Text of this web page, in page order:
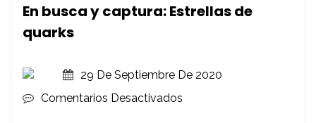
En busca y captura: Estrellas de
quarks
29 De Septiembre De 2020
Comentarios Desactivados